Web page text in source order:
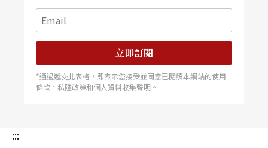
立即訂閱
*通過遞交此表格，即表示您接受並同意已閱讀本網站的使用
條款，私隱政策和個人資料收集聲明。
:::